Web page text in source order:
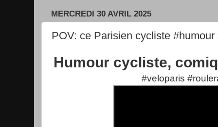
MERCREDI 30 AVRIL 2025
POV: ce Parisien cycliste
Humour cycliste,
#veloparis